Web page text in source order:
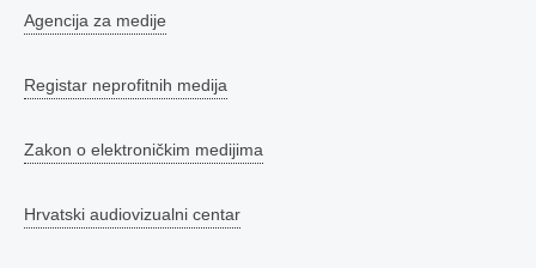
Agencija za medije
Registar neprofitnih medija
Zakon o elektroničkim medijima
Hrvatski audiovizualni centar